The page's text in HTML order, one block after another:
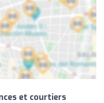
et courtiers